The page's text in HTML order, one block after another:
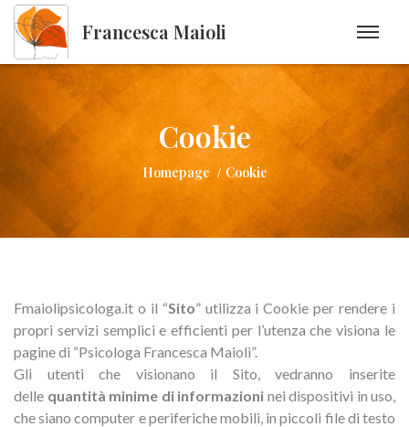
Francesca Maioli
Cookie
Homepage Cookie
Fmaiolipsicologa.it o il “Sito” utilizza i Cookie per rendere i
propri servizi semplici e efficienti per l’utenza che visiona le
pagine di “Psicologa Francesca Maioli”.
Gli utenti che visionano il Sito, vedranno inserite
delle quantità minime di informazioni nei dispositivi in uso,
che siano computer e periferiche mobili, in piccoli file di testo